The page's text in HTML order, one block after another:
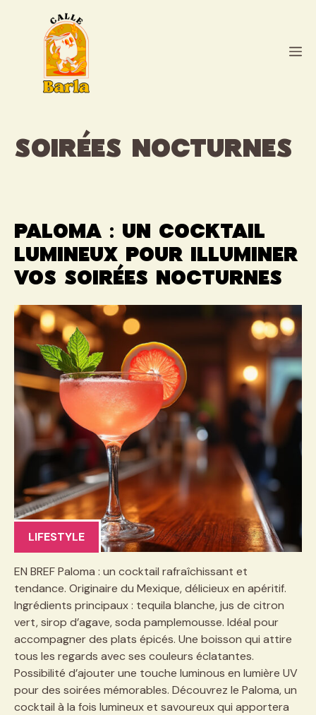
soirées nocturnes
Paloma : un cocktail
lumineux pour illuminer
vos soirées nocturnes
LIFESTYLE
EN BREF Paloma : un cocktail rafraîchissant et
tendance. Originaire du Mexique, délicieux en apéritif.
Ingrédients principaux : tequila blanche, jus de citron
vert, sirop d’agave, soda pamplemousse. Idéal pour
accompagner des plats épicés. Une boisson qui attire
tous les regards avec ses couleurs éclatantes.
Possibilité d’ajouter une touche luminous en lumière UV
pour des soirées mémorables. Découvrez le Paloma, un
cocktail à la fois lumineux et savoureux qui apportera